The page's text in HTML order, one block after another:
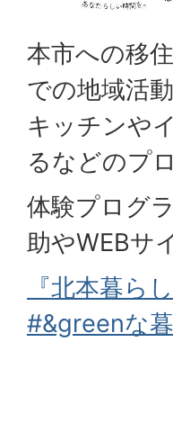
本市への移
での地域活
キッチンや
るなどのプ
体験プログ
助やWEBサ
『北本暮ら
#&greenな